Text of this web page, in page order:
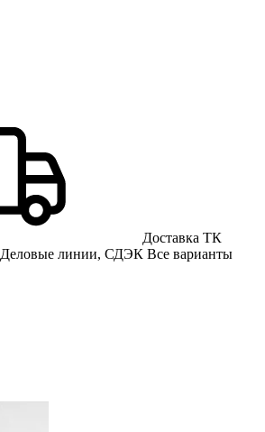
Доставка ТК
Деловые линии, СДЭК Все варианты